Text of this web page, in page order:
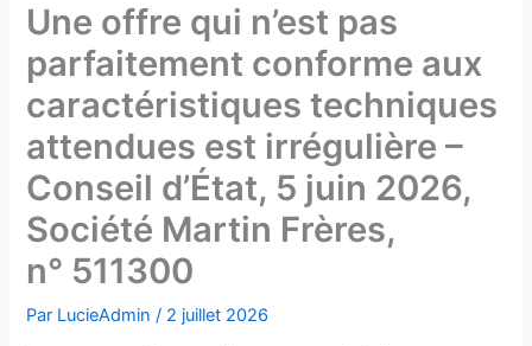
Une offre qui n’est pas
parfaitement conforme aux
caractéristiques techniques
attendues est irrégulière –
Conseil d’État, 5 juin 2026,
Société Martin Frères,
n° 511300
Par LucieAdmin/ 2 juillet 2026